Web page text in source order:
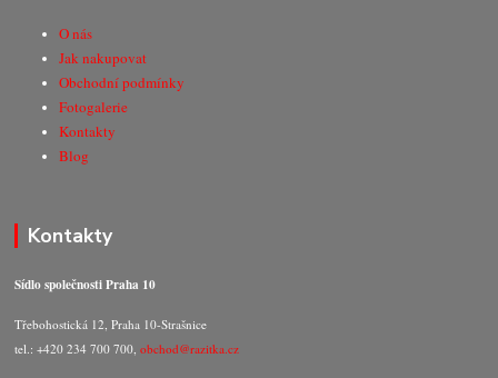
O nás
Jak nakupovat
Obchodní podmínky
Fotogalerie
Kontakty
Blog
Kontakty
Sídlo společnosti Praha 10
Třebohostická 12, Praha 10-Strašnice
tel.: +420 234 700 700,obchod@razitka.cz